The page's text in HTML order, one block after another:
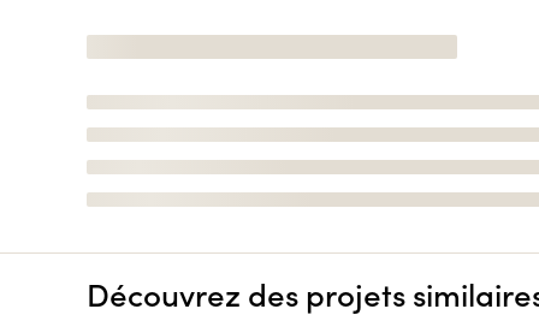
Découvrez des projets